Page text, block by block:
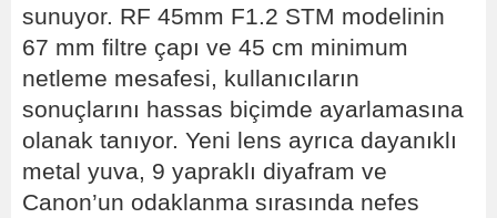
sunuyor. RF 45mm F1.2 STM modelinin
67 mm filtre çapı ve 45 cm minimum
netleme mesafesi, kullanıcıların
sonuçlarını hassas biçimde ayarlamasına
olanak tanıyor. Yeni lens ayrıca dayanıklı
metal yuva, 9 yapraklı diyafram ve
Canon’un odaklanma sırasında nefes